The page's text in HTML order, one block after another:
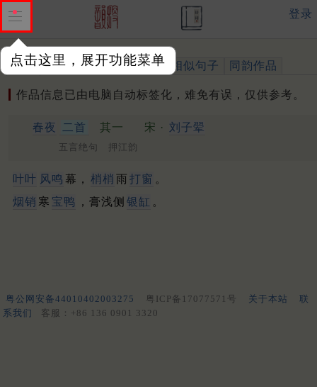
点击这里，展开功能菜单
登录
作品 标注四声 出处、引用 相似句子 同韵作品
作品信息已由电脑自动标签化，难免有误，仅供参考。
春夜 二首 其一 宋 · 刘子翚
五言绝句 押江韵
叶叶 风鸣 幕， 梢梢 雨 打窗 。
烟销 寒 宝鸭 ，膏浅侧 银缸 。
粤公网安备44010402003275 粤ICP备17077571号 关于本站
联
系我们
客服：+86 136 0901 3320